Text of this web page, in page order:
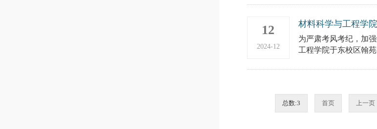
12
2024-12
材料科学与工程学
为严肃考风考纪，加
工程学院于东校区翰
总数:3 首页 上一页